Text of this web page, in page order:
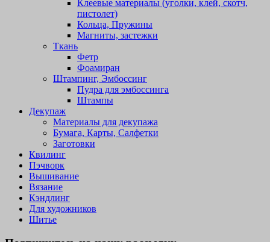
Клеевые материалы (уголки, клей, скотч,
пистолет)
Кольца, Пружины
Магниты, застежки
Ткань
Фетр
Фоамиран
Штампинг, Эмбоссинг
Пудра для эмбоссинга
Штампы
Декупаж
Материалы для декупажа
Бумага, Карты, Салфетки
Заготовки
Квилинг
Пэчворк
Вышивание
Вязание
Кэндлинг
Для художников
Шитье